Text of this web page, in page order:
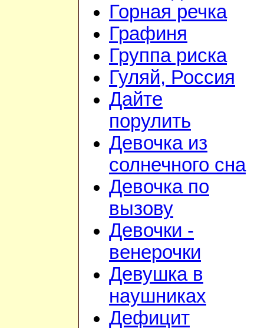
Горная речка
Графиня
Группа риска
Гуляй, Россия
Дайте
порулить
Девочка из
солнечного сна
Девочка по
вызову
Девочки -
венерочки
Девушка в
наушниках
Дефицит